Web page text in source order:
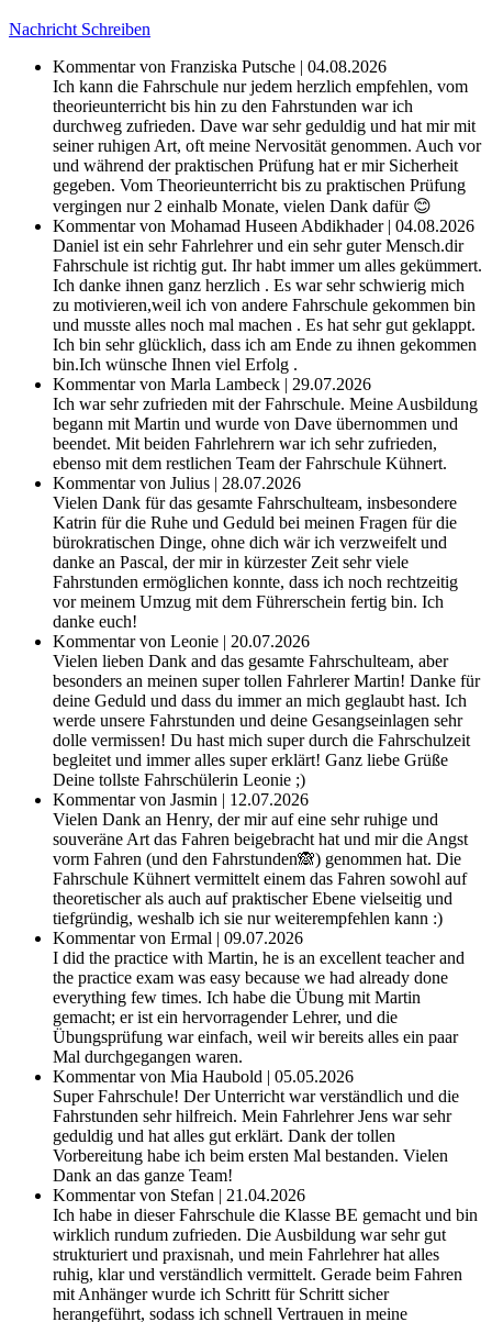
Nachricht Schreiben
Kommentar von Franziska Putsche | 04.08.2026
Ich kann die Fahrschule nur jedem herzlich empfehlen, vom
theorieunterricht bis hin zu den Fahrstunden war ich
durchweg zufrieden. Dave war sehr geduldig und hat mir mit
seiner ruhigen Art, oft meine Nervosität genommen. Auch vor
und während der praktischen Prüfung hat er mir Sicherheit
gegeben. Vom Theorieunterricht bis zu praktischen Prüfung
vergingen nur 2 einhalb Monate, vielen Dank dafür 😊
Kommentar von Mohamad Huseen Abdikhader | 04.08.2026
Daniel ist ein sehr Fahrlehrer und ein sehr guter Mensch.dir
Fahrschule ist richtig gut. Ihr habt immer um alles gekümmert.
Ich danke ihnen ganz herzlich . Es war sehr schwierig mich
zu motivieren,weil ich von andere Fahrschule gekommen bin
und musste alles noch mal machen . Es hat sehr gut geklappt.
Ich bin sehr glücklich, dass ich am Ende zu ihnen gekommen
bin.Ich wünsche Ihnen viel Erfolg .
Kommentar von Marla Lambeck | 29.07.2026
Ich war sehr zufrieden mit der Fahrschule. Meine Ausbildung
begann mit Martin und wurde von Dave übernommen und
beendet. Mit beiden Fahrlehrern war ich sehr zufrieden,
ebenso mit dem restlichen Team der Fahrschule Kühnert.
Kommentar von Julius | 28.07.2026
Vielen Dank für das gesamte Fahrschulteam, insbesondere
Katrin für die Ruhe und Geduld bei meinen Fragen für die
bürokratischen Dinge, ohne dich wär ich verzweifelt und
danke an Pascal, der mir in kürzester Zeit sehr viele
Fahrstunden ermöglichen konnte, dass ich noch rechtzeitig
vor meinem Umzug mit dem Führerschein fertig bin. Ich
danke euch!
Kommentar von Leonie | 20.07.2026
Vielen lieben Dank and das gesamte Fahrschulteam, aber
besonders an meinen super tollen Fahrlerer Martin! Danke für
deine Geduld und dass du immer an mich geglaubt hast. Ich
werde unsere Fahrstunden und deine Gesangseinlagen sehr
dolle vermissen! Du hast mich super durch die Fahrschulzeit
begleitet und immer alles super erklärt! Ganz liebe Grüße
Deine tollste Fahrschülerin Leonie ;)
Kommentar von Jasmin | 12.07.2026
Vielen Dank an Henry, der mir auf eine sehr ruhige und
souveräne Art das Fahren beigebracht hat und mir die Angst
vorm Fahren (und den Fahrstunden🙈) genommen hat. Die
Fahrschule Kühnert vermittelt einem das Fahren sowohl auf
theoretischer als auch auf praktischer Ebene vielseitig und
tiefgründig, weshalb ich sie nur weiterempfehlen kann :)
Kommentar von Ermal | 09.07.2026
I did the practice with Martin, he is an excellent teacher and
the practice exam was easy because we had already done
everything few times. Ich habe die Übung mit Martin
gemacht; er ist ein hervorragender Lehrer, und die
Übungsprüfung war einfach, weil wir bereits alles ein paar
Mal durchgegangen waren.
Kommentar von Mia Haubold | 05.05.2026
Super Fahrschule! Der Unterricht war verständlich und die
Fahrstunden sehr hilfreich. Mein Fahrlehrer Jens war sehr
geduldig und hat alles gut erklärt. Dank der tollen
Vorbereitung habe ich beim ersten Mal bestanden. Vielen
Dank an das ganze Team!
Kommentar von Stefan | 21.04.2026
Ich habe in dieser Fahrschule die Klasse BE gemacht und bin
wirklich rundum zufrieden. Die Ausbildung war sehr gut
strukturiert und praxisnah, und mein Fahrlehrer hat alles
ruhig, klar und verständlich vermittelt. Gerade beim Fahren
mit Anhänger wurde ich Schritt für Schritt sicher
herangeführt, sodass ich schnell Vertrauen in meine